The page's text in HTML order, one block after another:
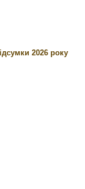
2026 року